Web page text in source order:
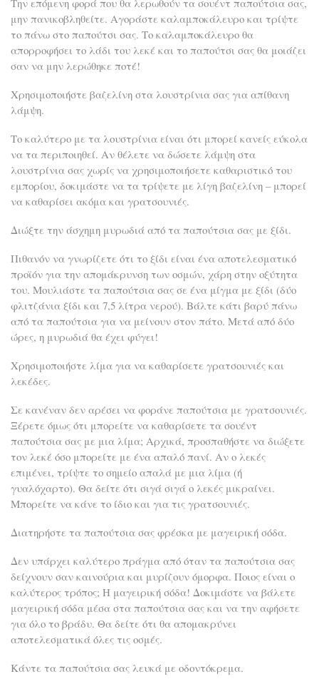
μην πανικοβληθείτε. Αγοράστε καλαμποκάλευρο και τρίψτε
το πάνω στο παπούτσι σας. Το καλαμποκάλευρο θα
απορροφήσει το λάδι του λεκέ και το παπούτσι σας θα μοιάζει
σαν να μην λερώθηκε ποτέ!
Χρησιμοποιήστε βαζελίνη στα λουστρίνια σας για απίθανη
λάμψη.
Το καλύτερο με τα λουστρίνια είναι ότι μπορεί κανείς εύκολα
να τα περιποιηθεί. Αν θέλετε να δώσετε λάμψη στα
λουστρίνια σας χωρίς να χρησιμοποιήσετε καθαριστικό του
εμπορίου, δοκιμάστε να τα τρίψετε με λίγη βαζελίνη – μπορεί
να καθαρίσει ακόμα και γρατσουνιές.
Διώξτε την άσχημη μυρωδιά από τα παπούτσια σας με ξίδι.
Πιθανόν να γνωρίζετε ότι το ξίδι είναι ένα αποτελεσματικό
προϊόν για την απομάκρυνση των οσμών, χάρη στην οξύτητα
του. Μουλιάστε τα παπούτσια σας σε ένα μίγμα με ξίδι (δύο
φλιτζάνια ξίδι και 7,5 λίτρα νερού). Βάλτε κάτι βαρύ πάνω
από τα παπούτσια για να μείνουν στον πάτο. Μετά από δύο
ώρες, η μυρωδιά θα έχει φύγει!
Χρησιμοποιήστε λίμα για να καθαρίσετε γρατσουνιές και
λεκέδες.
Σε κανέναν δεν αρέσει να φοράνε παπούτσια με γρατσουνιές.
Ξέρετε όμως ότι μπορείτε να καθαρίσετε τα σουέντ
παπούτσια σας με μια λίμα; Αρχικά, προσπαθήστε να διώξετε
τον λεκέ όσο μπορείτε με ένα απαλό πανί. Αν ο λεκές
επιμένει, τρίψτε το σημείο απαλά με μια λίμα (ή
γυαλόχαρτο). Θα δείτε ότι σιγά σιγά ο λεκές μικραίνει.
Μπορείτε να κάνε το ίδιο και για τις γρατσουνιές.
Διατηρήστε τα παπούτσια σας φρέσκα με μαγειρική σόδα.
Δεν υπάρχει καλύτερο πράγμα από όταν τα παπούτσια σας
δείχνουν σαν καινούρια και μυρίζουν όμορφα. Ποιος είναι ο
καλύτερος τρόπος; Η μαγειρική σόδα! Δοκιμάστε να βάλετε
μαγειρική σόδα μέσα στα παπούτσια σας και να την αφήσετε
για όλο το βράδυ. Θα δείτε ότι θα απομακρύνει
αποτελεσματικά όλες τις οσμές.
Κάντε τα παπούτσια σας λευκά με οδοντόκρεμα.